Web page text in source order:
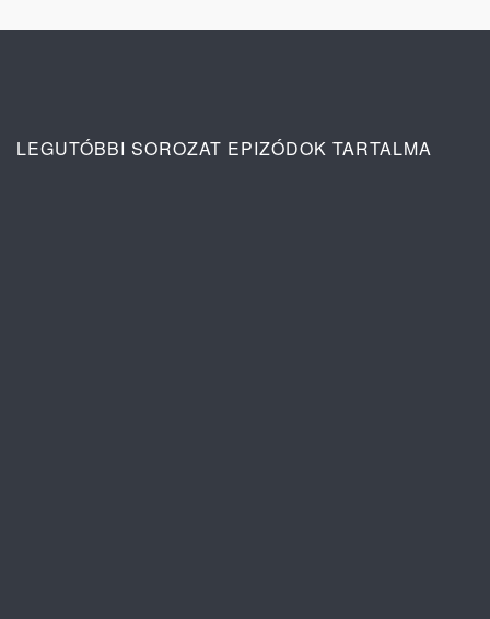
LEGUTÓBBI SOROZAT EPIZÓDOK TARTALMA